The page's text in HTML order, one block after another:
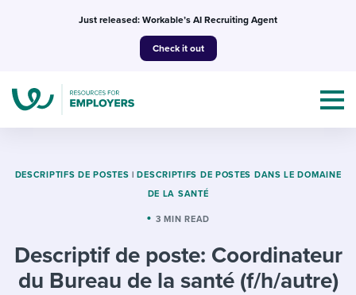
Just released: Workable’s AI Recruiting Agent
Check it out
Topics
Templates & Guides
I’m a jobseeker
DESCRIPTIFS DE POSTES | DESCRIPTIFS DE POSTES DANS LE DOMAINE
DE LA SANTÉ
3 MIN READ
Descriptif de poste: Coordinateur
du Bureau de la santé (f/h/autre)